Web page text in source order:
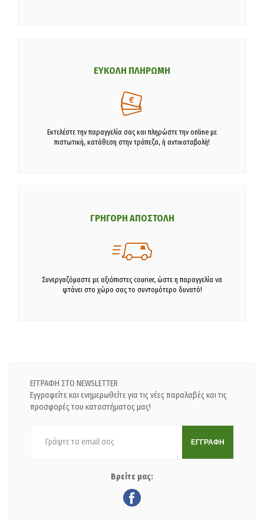
ΕΥΚΟΛΗ ΠΛΗΡΩΜΗ
Εκτελέστε την παραγγελία σας και πληρώστε την online με
πιστωτική, κατάθεση στην τράπεζα, ή αντικαταβολή!
ΓΡΗΓΟΡΗ ΑΠΟΣΤΟΛΗ
Συνεργαζόμαστε με αξιόπιστες courier, ώστε η παραγγελία να
φτάνει στο χώρο σας το συντομότερο δυνατό!
ΕΓΓΡΑΦΗ ΣΤΟ NEWSLETTER
Εγγραφείτε και ενημερωθείτε για τις νέες παραλαβές και τις
προσφορές του καταστήματος μας!
ΕΓΓΡΑΦΗ
Βρείτε μας: